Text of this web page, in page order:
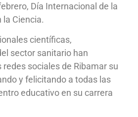
Día Internacional de la
la Ciencia.
científicas,
sector sanitario han
sociales de Ribamar su
y felicitando a todas las
educativo en su carrera